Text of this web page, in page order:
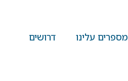
מספרים עלינו
דרושים